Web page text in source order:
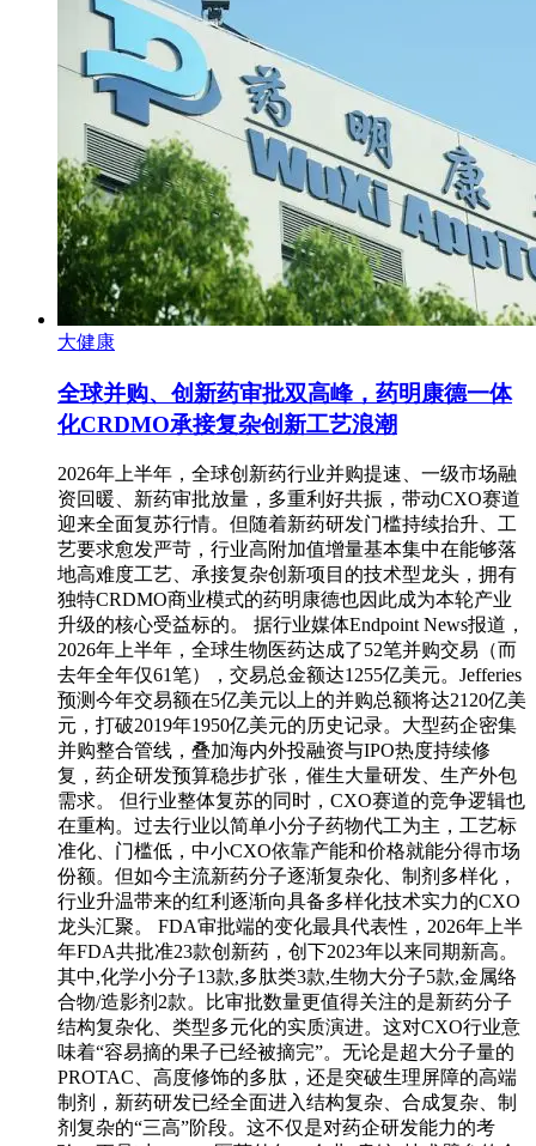
大健康
全球并购、创新药审批双高峰，药明康德一体
化CRDMO承接复杂创新工艺浪潮
2026年上半年，全球创新药行业并购提速、一级市场融
资回暖、新药审批放量，多重利好共振，带动CXO赛道
迎来全面复苏行情。但随着新药研发门槛持续抬升、工
艺要求愈发严苛，行业高附加值增量基本集中在能够落
地高难度工艺、承接复杂创新项目的技术型龙头，拥有
独特CRDMO商业模式的药明康德也因此成为本轮产业
升级的核心受益标的。 据行业媒体Endpoint News报道，
2026年上半年，全球生物医药达成了52笔并购交易（而
去年全年仅61笔），交易总金额达1255亿美元。Jefferies
预测今年交易额在5亿美元以上的并购总额将达2120亿美
元，打破2019年1950亿美元的历史记录。大型药企密集
并购整合管线，叠加海内外投融资与IPO热度持续修
复，药企研发预算稳步扩张，催生大量研发、生产外包
需求。 但行业整体复苏的同时，CXO赛道的竞争逻辑也
在重构。过去行业以简单小分子药物代工为主，工艺标
准化、门槛低，中小CXO依靠产能和价格就能分得市场
份额。但如今主流新药分子逐渐复杂化、制剂多样化，
行业升温带来的红利逐渐向具备多样化技术实力的CXO
龙头汇聚。 FDA审批端的变化最具代表性，2026年上半
年FDA共批准23款创新药，创下2023年以来同期新高。
其中,化学小分子13款,多肽类3款,生物大分子5款,金属络
合物/造影剂2款。比审批数量更值得关注的是新药分子
结构复杂化、类型多元化的实质演进。这对CXO行业意
味着“容易摘的果子已经被摘完”。无论是超大分子量的
PROTAC、高度修饰的多肽，还是突破生理屏障的高端
制剂，新药研发已经全面进入结构复杂、合成复杂、制
剂复杂的“三高”阶段。这不仅是对药企研发能力的考